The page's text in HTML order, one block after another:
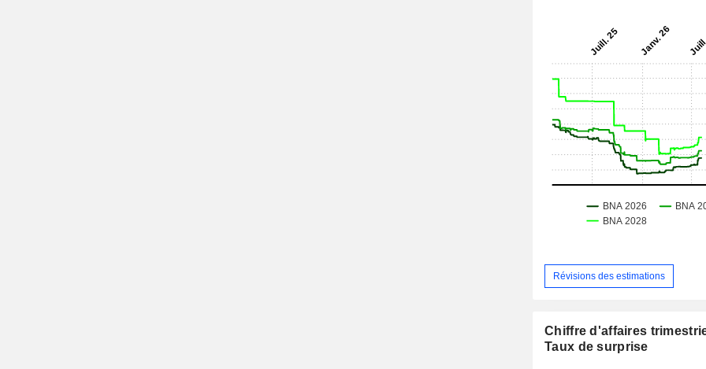
Révisions des estimations
Chiffre d'affaires
Taux de surprise